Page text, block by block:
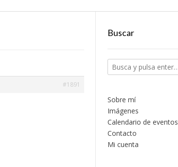
#1891
Buscar
Sobre mí
Imágenes
Calendario de eventos
Contacto
Mi cuenta